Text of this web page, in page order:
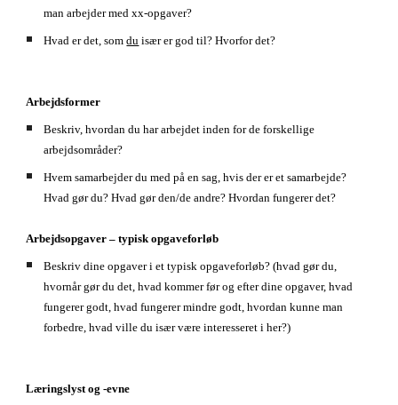
man arbejder med xx-opgaver?
Hvad er det, som du især er god til? Hvorfor det?
Arbejdsformer
Beskriv, hvordan du har arbejdet inden for de forskellige
arbejdsområder?
Hvem samarbejder du med på en sag, hvis der er et samarbejde?
Hvad gør du? Hvad gør den/de andre? Hvordan fungerer det?
Arbejdsopgaver – typisk opgaveforløb
Beskriv dine opgaver i et typisk opgaveforløb? (hvad gør du,
hvornår gør du det, hvad kommer før og efter dine opgaver, hvad
fungerer godt, hvad fungerer mindre godt, hvordan kunne man
forbedre, hvad ville du især være interesseret i her?)
Læringslyst og -evne